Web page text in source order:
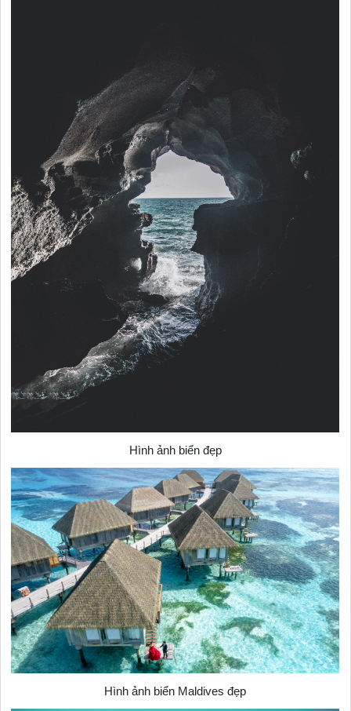
Hình ảnh biển đẹp
Hình ảnh biển Maldives đẹp